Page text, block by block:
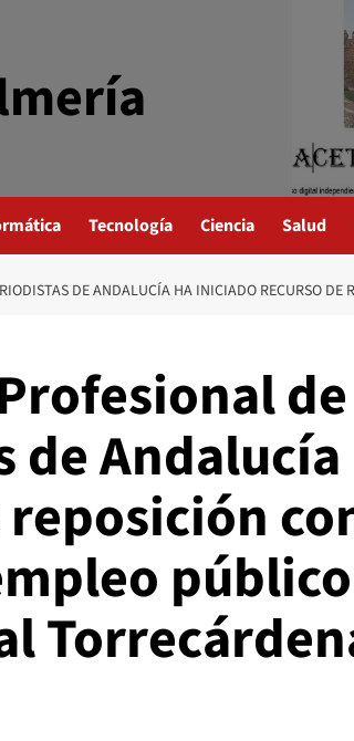
Tecnología Ciencia Salud
DE ANDALUCÍA HA INICIADO RECURSO
de
de
público